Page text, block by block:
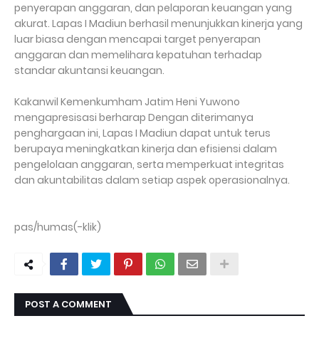
penyerapan anggaran, dan pelaporan keuangan yang
akurat. Lapas I Madiun berhasil menunjukkan kinerja yang
luar biasa dengan mencapai target penyerapan
anggaran dan memelihara kepatuhan terhadap
standar akuntansi keuangan.
Kakanwil Kemenkumham Jatim Heni Yuwono
mengapresisasi berharap Dengan diterimanya
penghargaan ini, Lapas I Madiun dapat untuk terus
berupaya meningkatkan kinerja dan efisiensi dalam
pengelolaan anggaran, serta memperkuat integritas
dan akuntabilitas dalam setiap aspek operasionalnya.
pas/humas(-klik)
POST A COMMENT